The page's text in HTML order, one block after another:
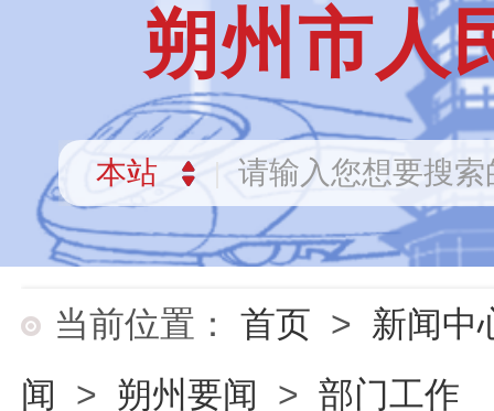
朔州市人
当前位置： 首页 > 新闻中
闻 > 朔州要闻 > 部门工作